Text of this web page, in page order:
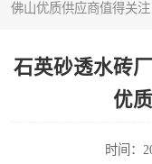
佛山优质供应商值得关注
石英砂透水砖
优
时间：